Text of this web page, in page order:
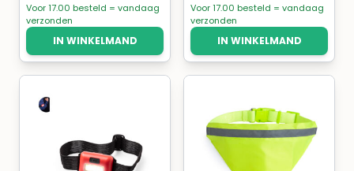
Voor 17.00 besteld = vandaag
verzonden
IN WINKELMAND
Voor 17.00 besteld = vandaag
verzonden
IN WINKELMAND